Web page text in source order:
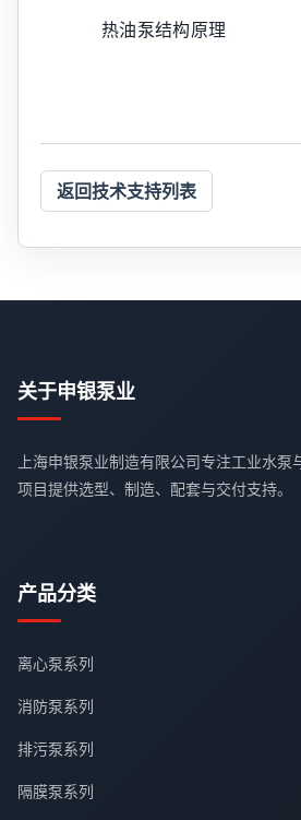
热油泵结构原理
返回技术支持列表
关于申银泵业
上海申银泵业制造有限公司专注工业水
项目提供选型、制造、配套与交付支持。
产品分类
离心泵系列
消防泵系列
排污泵系列
隔膜泵系列